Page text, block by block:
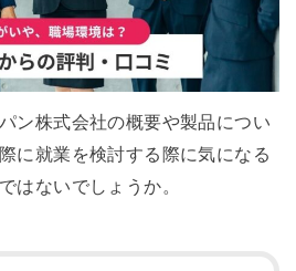
ン株式会社の概要や製品につい
に就業を検討する際に気になる
はないでしょうか。